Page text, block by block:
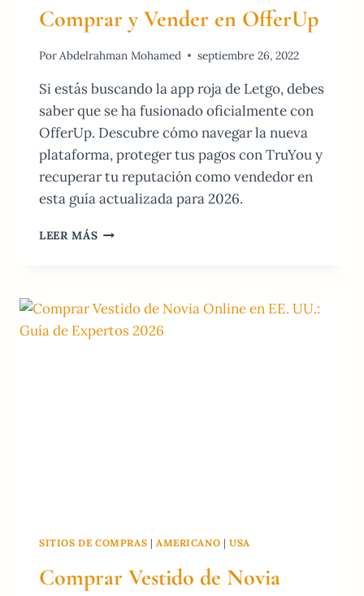
Comprar y Vender en OfferUp
PorAbdelrahman Mohamed septiembre 26, 2022
Si estás buscando la app roja de Letgo, debes
saber que se ha fusionado oficialmente con
OfferUp. Descubre cómo navegar la nueva
plataforma, proteger tus pagos con TruYou y
recuperar tu reputación como vendedor en
esta guía actualizada para 2026.
LEER MÁS GUÍA
CÓMO
COMPRAR
Y
SITIOS DE COMPRAS | AMERICANO |USA
Comprar Vestido de Novia